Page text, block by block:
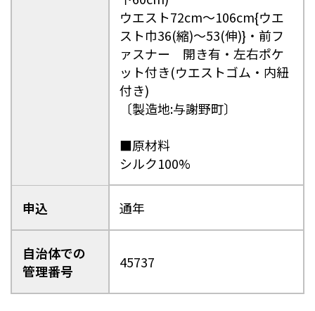
ウエスト72cm～106cm{ウエ
スト巾36(縮)～53(伸)}・前フ
ァスナー 開き有・左右ポケ
ット付き(ウエストゴム・内紐
付き)
〔製造地:与謝野町〕
■原材料
シルク100%
申込 通年
自治体での
管理番号
45737